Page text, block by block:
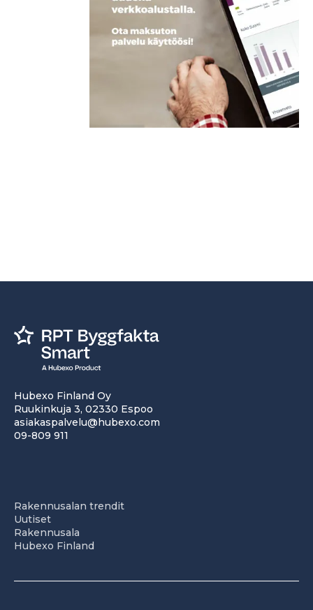
Hubexo Finland Oy
Ruukinkuja 3, 02330 Espoo
asiakaspalvelu@hubexo.com
09-809 911
Rakennusalan trendit
Uutiset
Rakennusala
Hubexo Finland